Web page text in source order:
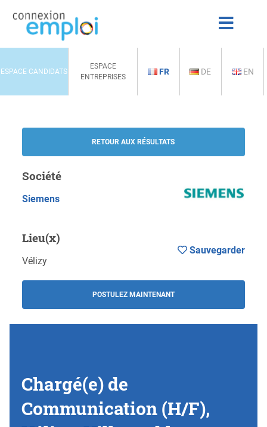
ESPACE CANDIDATS
ESPACE
ENTREPRISES
FR DE EN
RETOUR AUX RÉSULTATS
Société
Siemens
Lieu(x)
Vélizy
POSTULEZ MAINTENANT
Sauvegarder
Chargé(e) de
Communication (H/F),